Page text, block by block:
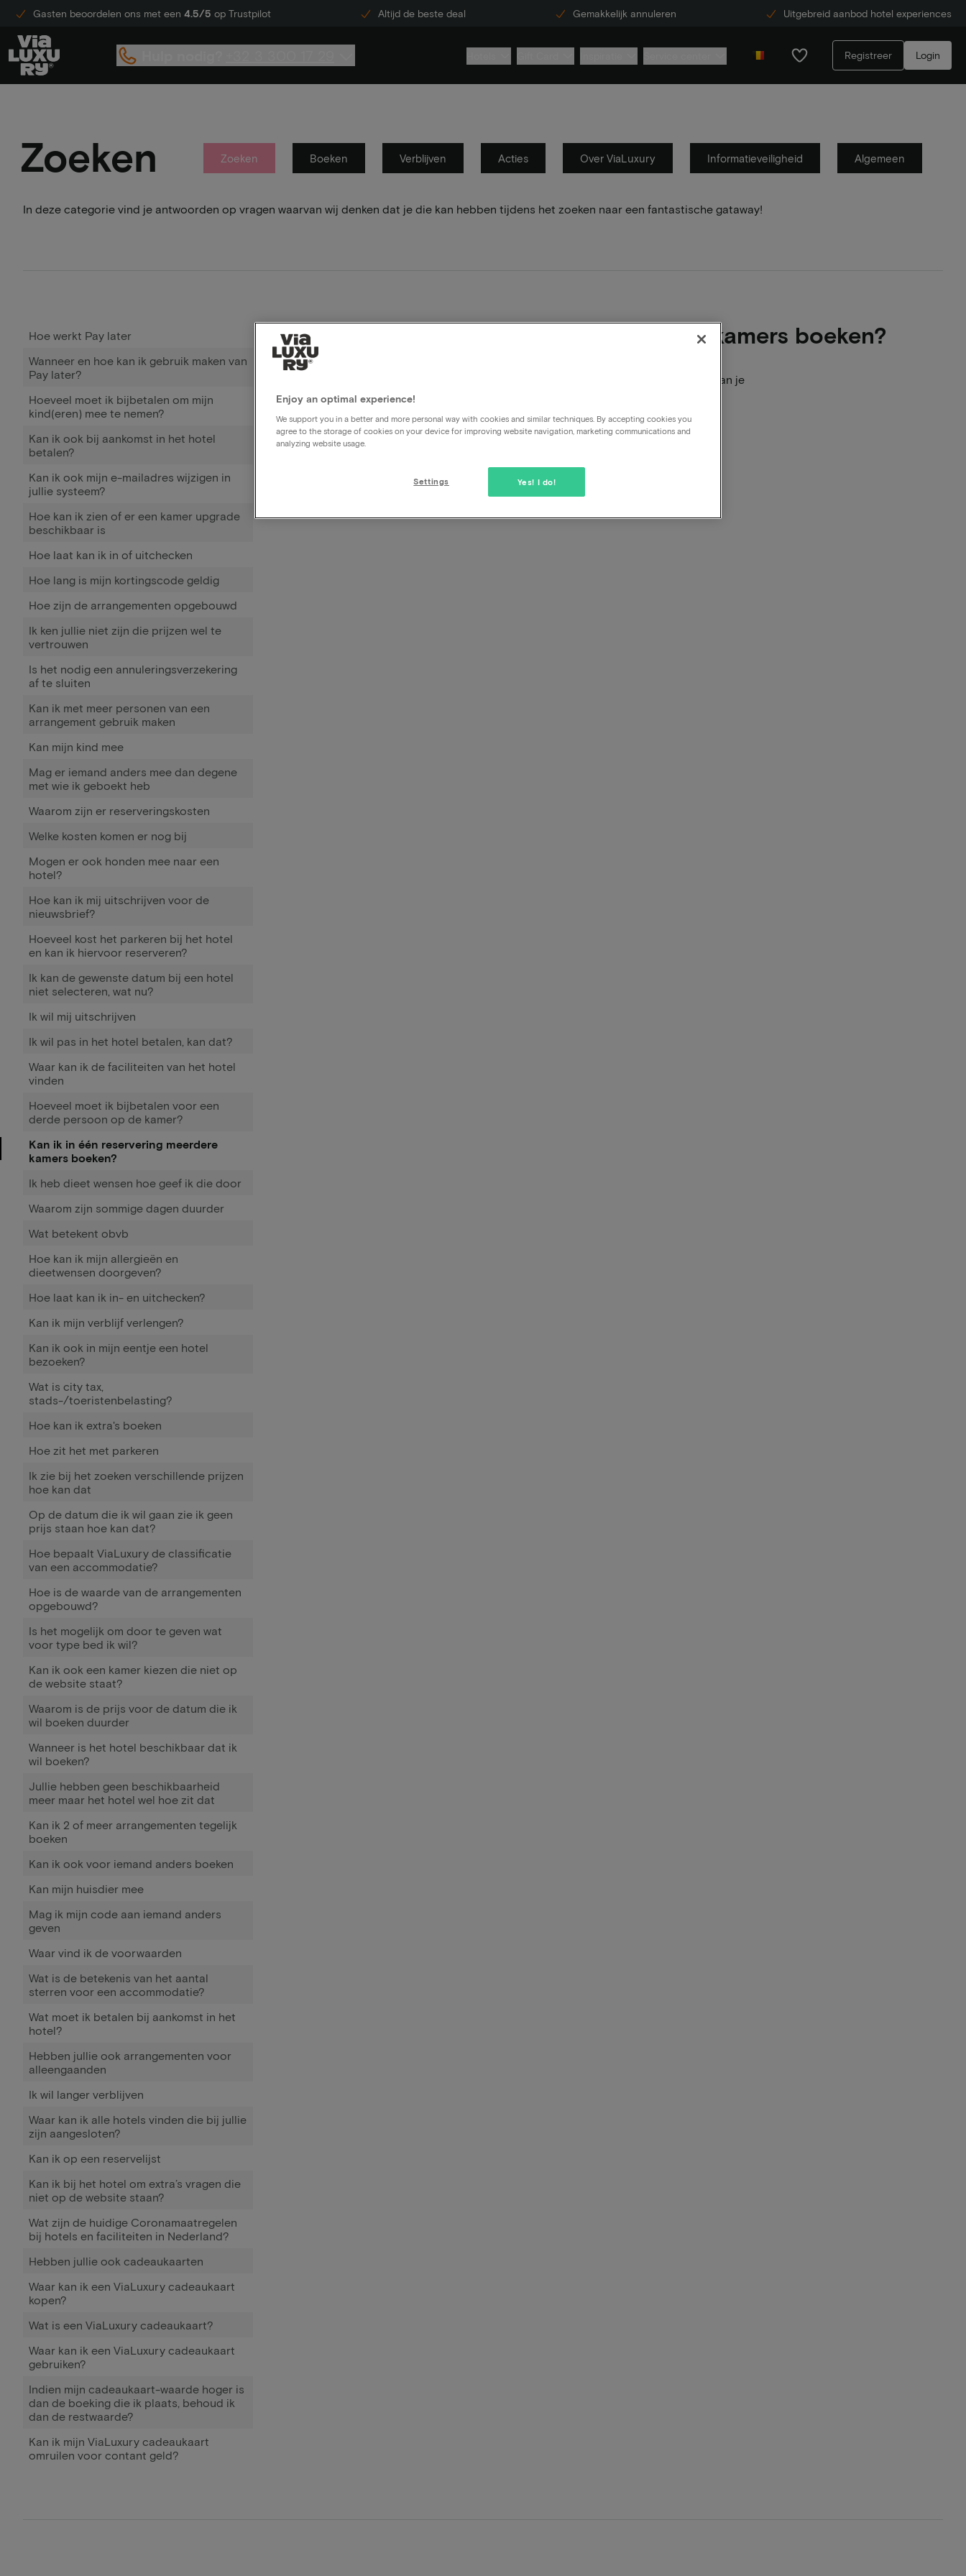
Gasten beoordelen ons met een 4.5/5 op Trustpilot Altijd de beste deal Gemakkelijk annuleren Uitgebreid aanbod hotel experiences
Registreer Login
Zoeken Zoeken Boeken Verblijven Acties Over ViaLuxury Informatieveiligheid Algemeen
In deze categorie vind je antwoorden op vragen waarvan wij denken dat je die kan hebben tijdens het zoeken naar een fantastische gataway!
Hoe werkt Pay later
Wanneer en hoe kan ik gebruik maken van
Pay later?
Hoeveel moet ik bijbetalen om mijn
kind(eren) mee te nemen?
Kan ik ook bij aankomst in het hotel
betalen?
Kan ik ook mijn e-mailadres wijzigen in
jullie systeem?
Hoe kan ik zien of er een kamer upgrade
beschikbaar is
Hoe laat kan ik in of uitchecken
Hoe lang is mijn kortingscode geldig
Hoe zijn de arrangementen opgebouwd
Ik ken jullie niet zijn die prijzen wel te
vertrouwen
Is het nodig een annuleringsverzekering
af te sluiten
Kan ik met meer personen van een
arrangement gebruik maken
Kan mijn kind mee
Mag er iemand anders mee dan degene
met wie ik geboekt heb
Waarom zijn er reserveringskosten
Welke kosten komen er nog bij
Mogen er ook honden mee naar een
hotel?
Hoe kan ik mij uitschrijven voor de
nieuwsbrief?
Hoeveel kost het parkeren bij het hotel
en kan ik hiervoor reserveren?
Ik kan de gewenste datum bij een hotel
niet selecteren, wat nu?
Ik wil mij uitschrijven
Ik wil pas in het hotel betalen, kan dat?
Waar kan ik de faciliteiten van het hotel
vinden
Hoeveel moet ik bijbetalen voor een
derde persoon op de kamer?
Kan ik in één reservering meerdere
kamers boeken?
Ik heb dieet wensen hoe geef ik die door
Waarom zijn sommige dagen duurder
Wat betekent obvb
Hoe kan ik mijn allergieën en
dieetwensen doorgeven?
Hoe laat kan ik in- en uitchecken?
Kan ik mijn verblijf verlengen?
Kan ik ook in mijn eentje een hotel
bezoeken?
Wat is city tax,
stads-/toeristenbelasting?
Hoe kan ik extra's boeken
Hoe zit het met parkeren
Ik zie bij het zoeken verschillende prijzen
hoe kan dat
Op de datum die ik wil gaan zie ik geen
prijs staan hoe kan dat?
Hoe bepaalt ViaLuxury de classificatie
van een accommodatie?
Hoe is de waarde van de arrangementen
opgebouwd?
Is het mogelijk om door te geven wat
voor type bed ik wil?
Kan ik ook een kamer kiezen die niet op
de website staat?
Waarom is de prijs voor de datum die ik
wil boeken duurder
Wanneer is het hotel beschikbaar dat ik
wil boeken?
Jullie hebben geen beschikbaarheid
meer maar het hotel wel hoe zit dat
Kan ik 2 of meer arrangementen tegelijk
boeken
Kan ik ook voor iemand anders boeken
Kan mijn huisdier mee
Mag ik mijn code aan iemand anders
geven
Waar vind ik de voorwaarden
Wat is de betekenis van het aantal
sterren voor een accommodatie?
Wat moet ik betalen bij aankomst in het
hotel?
Hebben jullie ook arrangementen voor
alleengaanden
Ik wil langer verblijven
Waar kan ik alle hotels vinden die bij jullie
zijn aangesloten?
Kan ik op een reservelijst
Kan ik bij het hotel om extra’s vragen die
niet op de website staan?
Wat zijn de huidige Coronamaatregelen
bij hotels en faciliteiten in Nederland?
Hebben jullie ook cadeaukaarten
Waar kan ik een ViaLuxury cadeaukaart
kopen?
Wat is een ViaLuxury cadeaukaart?
Waar kan ik een ViaLuxury cadeaukaart
gebruiken?
Indien mijn cadeaukaart-waarde hoger is
dan de boeking die ik plaats, behoud ik
dan de restwaarde?
Kan ik mijn ViaLuxury cadeaukaart
omruilen voor contant geld?
Kan ik in één reservering meerdere kamers boeken?
Ja dit kan je kan in de 2de stap van de boeking extra kamers toevoegen aan je
boeking.
Enjoy an optimal experience!
We support you in a better and more personal way with cookies and similar techniques. By accepting cookies you
agree to the storage of cookies on your device for improving website navigation, marketing communications and
analyzing website usage.
Yes! I do!
Settings